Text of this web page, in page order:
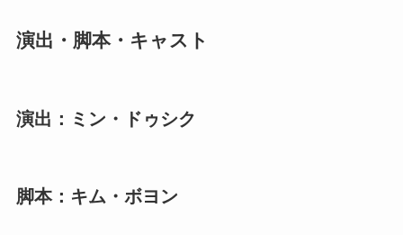
演出・脚本・キャスト
演出：ミン・ドゥシク
脚本：キム・ボヨン